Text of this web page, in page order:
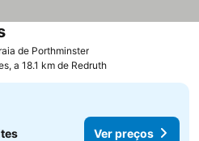
de Porthminster
a 18.1 km de Redruth
Ver preços